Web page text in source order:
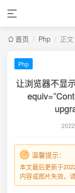
首页 / Php / 正文
Php
让浏览器不显
温馨提示：
本文最后更新于
内容或图片失效，